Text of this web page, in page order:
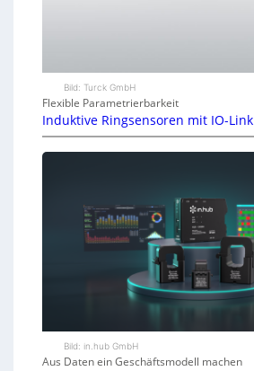
Bild: Turck GmbH
Flexible Parametrierbarkeit
Induktive Ringsensoren mit IO-Link
Bild: in.hub GmbH
Aus Daten ein Geschäftsmodell machen